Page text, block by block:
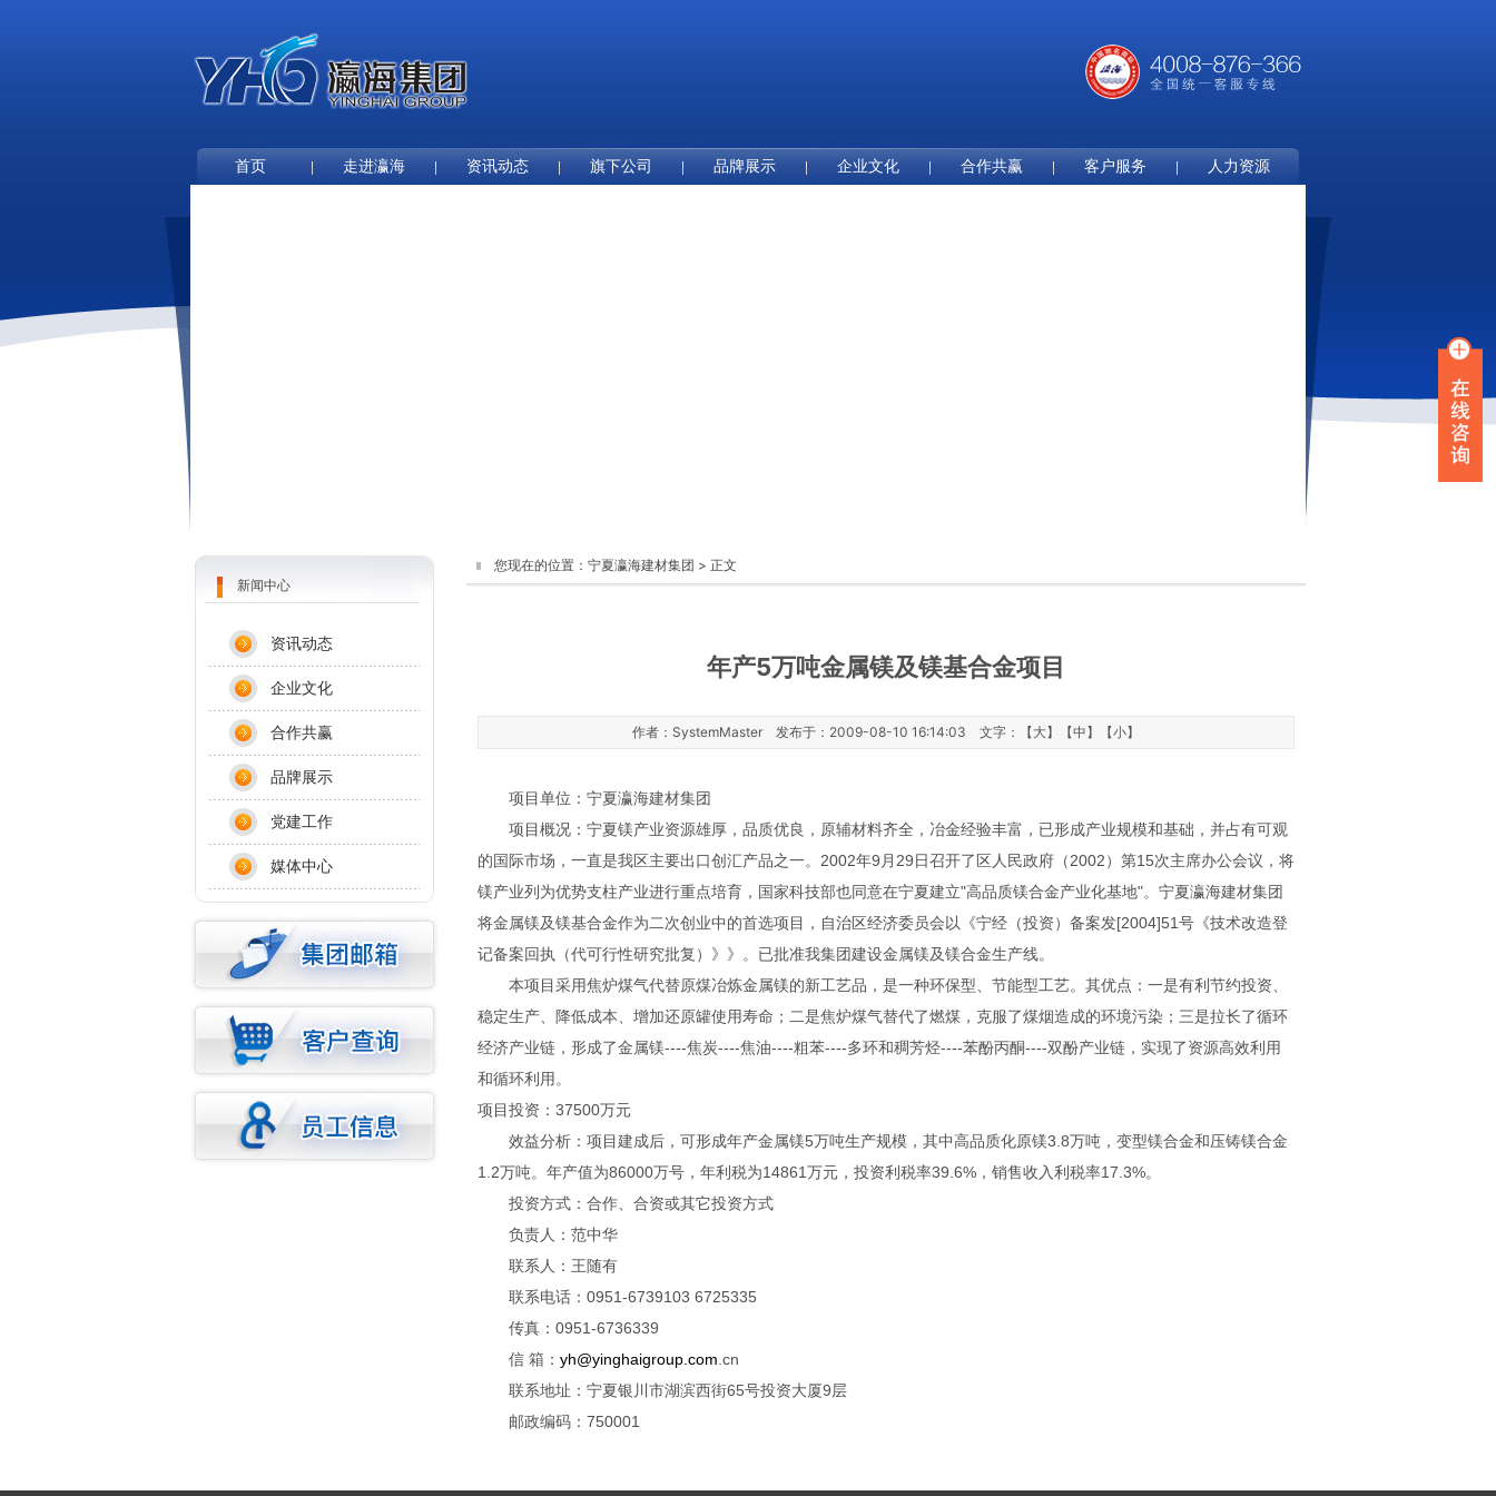
首页 走进瀛海 资讯动态 旗下公司 品牌展示 企业文化 合作共赢 客户服务 人力资源
您现在的位置： 宁夏瀛海建材集团 > 正文
年产5万吨金属镁及镁基合金项目
作者：SystemMaster 发布于：2009-08-10 16:14:03 文字：【大】【中】【小】
项目单位：宁夏瀛海建材集团
项目概况：宁夏镁产业资源雄厚，品质优良，原辅材料齐全，冶金经验丰富，已形成产业规模和基础，并占有可观
的国际市场，一直是我区主要出口创汇产品之一。2002年9月29日召开了区人民政府（2002）第15次主席办公会议，将
镁产业列为优势支柱产业进行重点培育，国家科技部也同意在宁夏建立"高品质镁合金产业化基地"。宁夏瀛海建材集团
将金属镁及镁基合金作为二次创业中的首选项目，自治区经济委员会以《宁经（投资）备案发[2004]51号《技术改造登
记备案回执（代可行性研究批复）》》。已批准我集团建设金属镁及镁合金生产线。
本项目采用焦炉煤气代替原煤冶炼金属镁的新工艺品，是一种环保型、节能型工艺。其优点：一是有利节约投资、
稳定生产、降低成本、增加还原罐使用寿命；二是焦炉煤气替代了燃煤，克服了煤烟造成的环境污染；三是拉长了循环
经济产业链，形成了金属镁----焦炭----焦油----粗苯----多环和稠芳烃----苯酚丙酮----双酚产业链，实现了资源高效利用
和循环利用。
项目投资：37500万元
效益分析：项目建成后，可形成年产金属镁5万吨生产规模，其中高品质化原镁3.8万吨，变型镁合金和压铸镁合金
1.2万吨。年产值为86000万号，年利税为14861万元，投资利税率39.6%，销售收入利税率17.3%。
投资方式：合作、合资或其它投资方式
负责人：范中华
联系人：王随有
联系电话：0951-6739103 6725335
传真：0951-6736339
信 箱： yh@yinghaigroup.com .cn
联系地址：宁夏银川市湖滨西街65号投资大厦9层
邮政编码：750001
新闻中心
资讯动态
企业文化
合作共赢
品牌展示
党建工作
媒体中心